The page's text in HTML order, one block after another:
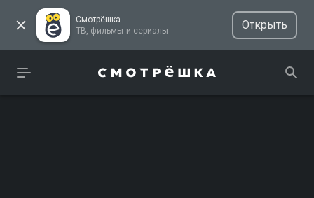
Смотрёшка
ТВ, фильмы и сериалы
Открыть